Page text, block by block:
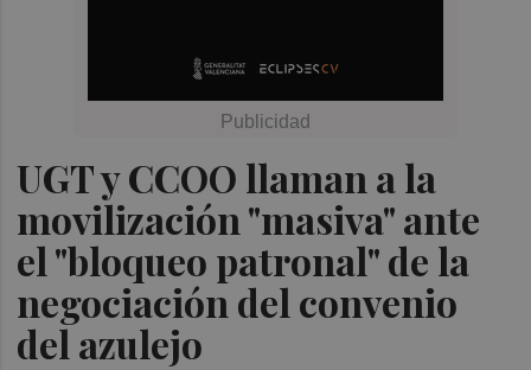
UGT y CCOO llaman a la
movilización "masiva" ante
el "bloqueo patronal" de la
negociación del convenio
del azulejo